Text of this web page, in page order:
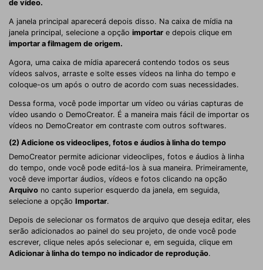
de vídeo.
A janela principal aparecerá depois disso. Na caixa de mídia na
janela principal, selecione a opção importar e depois clique em
importar a filmagem de origem.
Agora, uma caixa de mídia aparecerá contendo todos os seus
vídeos salvos, arraste e solte esses vídeos na linha do tempo e
coloque-os um após o outro de acordo com suas necessidades.
Dessa forma, você pode importar um vídeo ou várias capturas de
vídeo usando o DemoCreator. É a maneira mais fácil de importar os
vídeos no DemoCreator em contraste com outros softwares.
(2) Adicione os videoclipes, fotos e áudios à linha do tempo
DemoCreator permite adicionar videoclipes, fotos e áudios à linha
do tempo, onde você pode editá-los à sua maneira. Primeiramente,
você deve importar áudios, vídeos e fotos clicando na opção
Arquivo no canto superior esquerdo da janela, em seguida,
selecione a opção Importar.
Depois de selecionar os formatos de arquivo que deseja editar, eles
serão adicionados ao painel do seu projeto, de onde você pode
escrever, clique neles após selecionar e, em seguida, clique em
Adicionar à linha do tempo no indicador de reprodução.